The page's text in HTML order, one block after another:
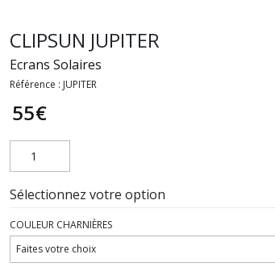
CLIPSUN JUPITER
Ecrans Solaires
Référence : JUPITER
55€
Sélectionnez votre option
COULEUR CHARNIÈRES